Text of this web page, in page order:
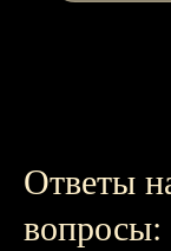
Ответы
вопросы: